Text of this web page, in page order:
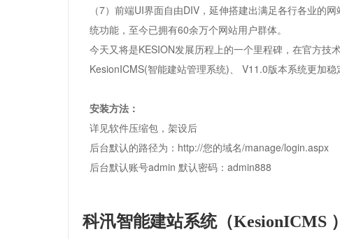
（7）前端UI界面自由DIV，延伸搭建出满足各行各业的
统功能，至今已拥有60余万个网站用户群体。
今天又将是KESION发展历程上的一个里程碑，在官方技
KesionICMS(智能建站管理系统)、 V11.0版本系统更加
安装方法：
详见软件压缩包，架设后
后台默认的路径为：http://您的域名/manage/login.aspx
后台默认账号admin 默认密码：admin888
科汛智能建站系统（KesionICMS